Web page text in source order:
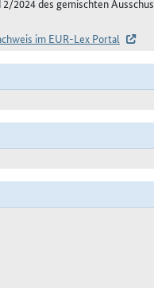
2024 des gemischten
im EUR-Lex Portal